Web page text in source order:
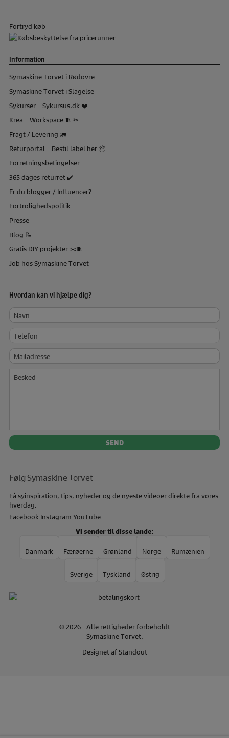
Fortryd køb
Information
Symaskine Torvet i Rødovre
Symaskine Torvet i Slagelse
Sykurser – Sykursus.dk ❤️
Krea – Workspace 🧵 ✂
Fragt / Levering 🚛
Returportal – Bestil label her 📦
Forretningsbetingelser
365 dages returret ✔️
Er du blogger / Influencer?
Fortrolighedspolitik
Presse
Blog 📝
Gratis DIY projekter ✂️🧵
Job hos Symaskine Torvet
Hvordan kan vi hjælpe dig?
Navn
Telefon
Mailadresse
Besked
Følg Symaskine Torvet
Få syinspiration, tips, nyheder og de nyeste videoer direkte fra vores
hverdag.
Facebook Instagram YouTube
Vi sender til disse lande:
Danmark Færøerne Grønland Norge Rumænien
Sverige Tyskland Østrig
© 2026 - Alle rettigheder forbeholdt
Symaskine Torvet.
Designet afStandout